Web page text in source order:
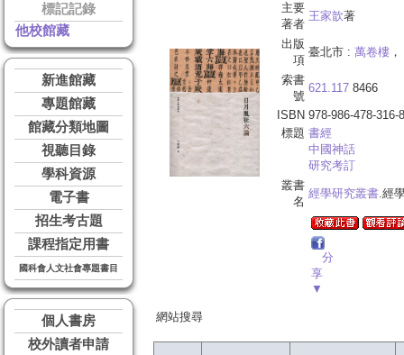
標記記錄
他校館藏
新進館藏
專題館藏
館藏分類地圖
視聽目錄
學科資源
電子書
招生考古題
課程指定用書
國科會人文社會專題書目
個人書房
校外讀者申請
主要
著者
王家歆著
出版
項
臺北市 : 萬卷樓
索書
號
621.117 8466
ISBN 978-986-478-316-8
標題 書經
中國神話
研究考訂
叢書
名
經學研究叢書.經
分
享
▼
網站搜尋